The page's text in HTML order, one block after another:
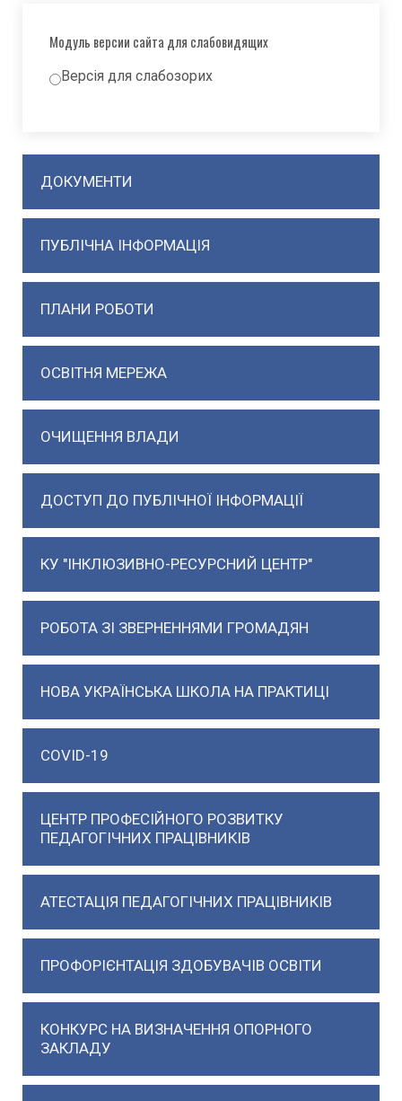
Модуль версии сайта для слабовидящих
Версія для слабозорих
ДОКУМЕНТИ
ПУБЛІЧНА ІНФОРМАЦІЯ
ПЛАНИ РОБОТИ
ОСВІТНЯ МЕРЕЖА
ОЧИЩЕННЯ ВЛАДИ
ДОСТУП ДО ПУБЛІЧНОЇ ІНФОРМАЦІЇ
КУ "ІНКЛЮЗИВНО-РЕСУРСНИЙ ЦЕНТР"
РОБОТА ЗІ ЗВЕРНЕННЯМИ ГРОМАДЯН
НОВА УКРАЇНСЬКА ШКОЛА НА ПРАКТИЦІ
COVID-19
ЦЕНТР ПРОФЕСІЙНОГО РОЗВИТКУ
ПЕДАГОГІЧНИХ ПРАЦІВНИКІВ
АТЕСТАЦІЯ ПЕДАГОГІЧНИХ ПРАЦІВНИКІВ
ПРОФОРІЄНТАЦІЯ ЗДОБУВАЧІВ ОСВІТИ
КОНКУРС НА ВИЗНАЧЕННЯ ОПОРНОГО
ЗАКЛАДУ